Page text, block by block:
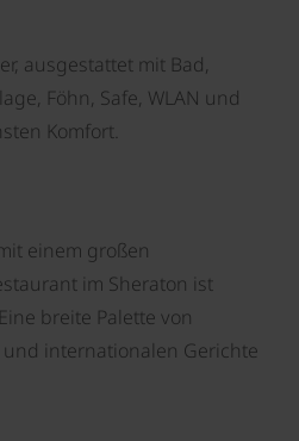
ausgestattet mit Bad,
Föhn, Safe, WLAN und
Komfort.
einem großen
im Sheraton ist
breite Palette von
internationalen Gerichte